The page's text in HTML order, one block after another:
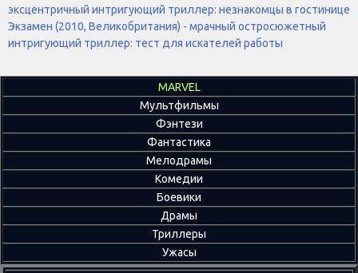
эксцентричный интригующий триллер: незнакомцы в гостинице
Экзамен (2010, Великобритания) - мрачный остросюжетный
интригующий триллер: тест для искателей работы
MARVEL
Мультфильмы
Фэнтези
Фантастика
Мелодрамы
Комедии
Боевики
Драмы
Триллеры
Ужасы